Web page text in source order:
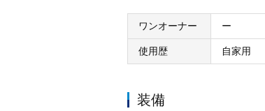
ワンオーナー ー
使用歴 自家用
装備